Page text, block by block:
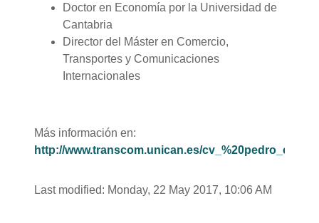
Doctor en Economía por la Universidad de
Cantabria
Director del Máster en Comercio,
Transportes y Comunicaciones
Internacionales
Más información en:
http://www.transcom.unican.es/
Last modified: Monday, 22 May 2017, 10:06 AM